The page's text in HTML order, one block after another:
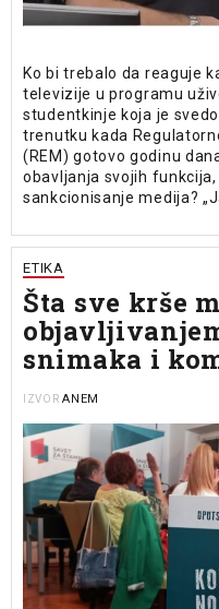
Ko bi trebalo da reaguje
televizije u programu
studentkinje koja je
trenutku kada
(REM) gotovo godinu
obavljanja svojih
sankcionisanje medija?
ETIKA
Šta sve krše
snimaka i
IZVOR ANEM